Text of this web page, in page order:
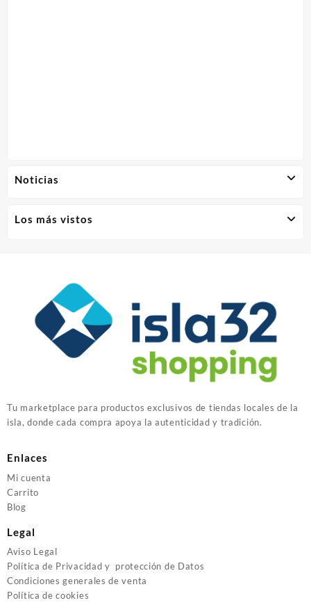
Noticias
Los más vistos
Tu marketplace para productos exclusivos de tiendas locales de la
isla, donde cada compra apoya la autenticidad y tradición.
Enlaces
Mi cuenta
Carrito
Blog
Legal
Aviso Legal
Política de Privacidad y protección de Datos
Condiciones generales de venta
Política de cookies